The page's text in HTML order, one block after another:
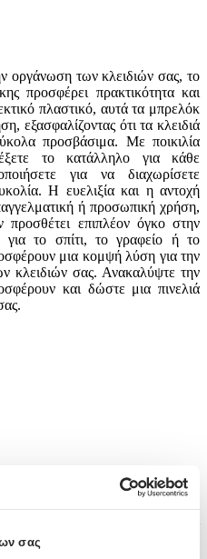
σας
οργάνωση των κλειδιών σας, το
προσφέρει πρακτικότητα και
πλαστικό, αυτά τα μπρελόκ
εξασφαλίζοντας ότι τα κλειδιά
προσβάσιμα. Με ποικιλία
το κατάλληλο για κάθε
για να διαχωρίσετε
Η ευελιξία και η αντοχή
ή προσωπική χρήση,
επιπλέον όγκο στην
το σπίτι, το γραφείο ή το
μια κομψή λύση για την
κλειδιών σας. Ανακαλύψτε την
και δώστε μια πινελιά
πλαστικό, αυτά τα μπρελόκ
εξασφαλίζοντας ότι τα κλειδιά